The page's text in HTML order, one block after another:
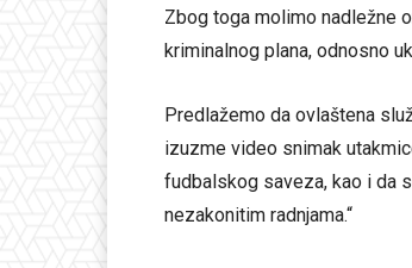
Zbog toga molimo nadležne
kriminalnog plana, odnosno
Predlažemo da ovlaštena
izuzme video snimak
fudbalskog saveza, kao i da
nezakonitim radnjama.“